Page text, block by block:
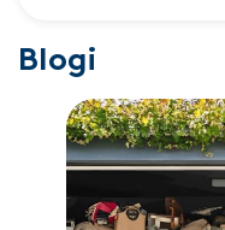
Blogi